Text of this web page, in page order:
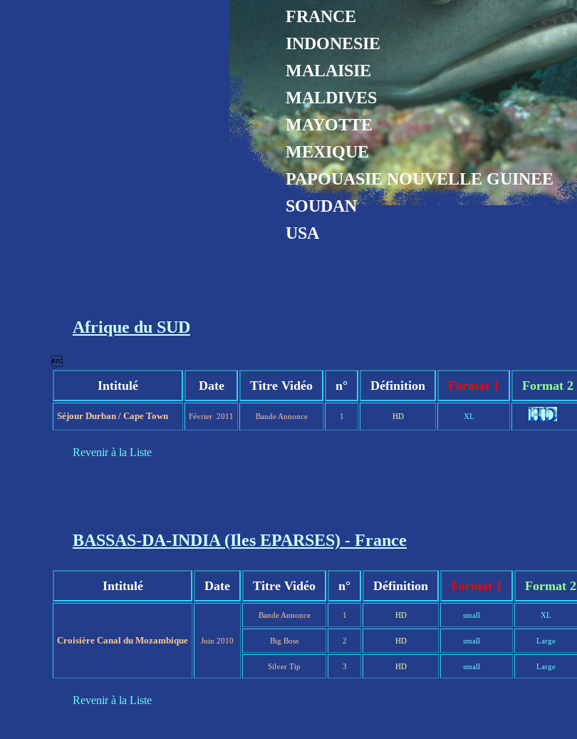
FRANCE
INDONESIE
MALAISIE
MALDIVES
MAYOTTE
MEXIQUE
PAPOUASIE NOUVELLE GUINEE
SOUDAN
USA
Afrique du SUD

Intitulé Date Titre Vidéo n° Définition Format 1 Format 2
Séjour Durban / Cape Town Février 2011 Bande Annonce 1 HD XL
Revenir à la Liste
BASSAS-DA-INDIA (Iles EPARSES) - France
Intitulé Date Titre Vidéo n° Définition Format 1 Format 2
Croisière Canal du Mozambique Juin 2010
Bande Annonce 1 HD small XL
Big Boss 2 HD small Large
Silver Tip 3 HD small Large
Revenir à la Liste